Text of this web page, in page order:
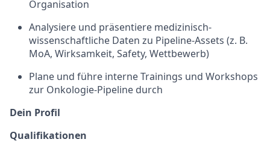
Organisation
Analysiere und präsentiere medizinisch-
wissenschaftliche Daten zu Pipeline-Assets (z. B.
MoA, Wirksamkeit, Safety, Wettbewerb)
Plane und führe interne Trainings und Workshops
zur Onkologie-Pipeline durch
Dein Profil
Qualifikationen